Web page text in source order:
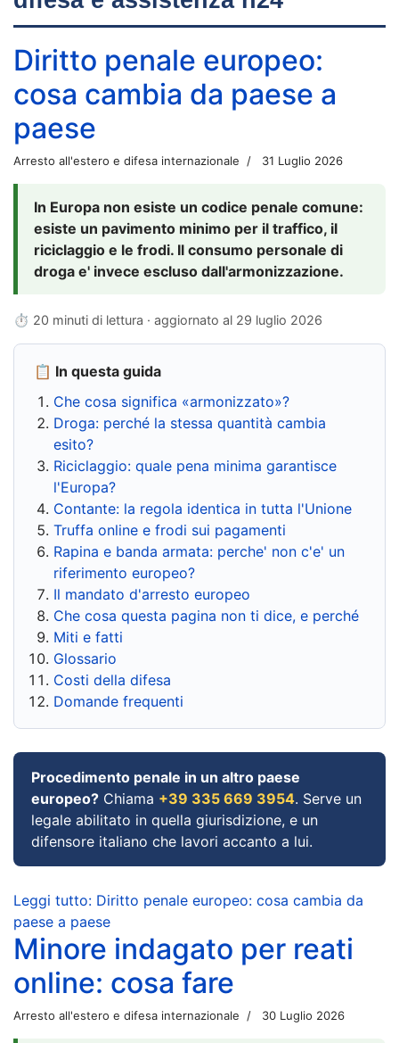
Diritto penale europeo:
cosa cambia da paese a
paese
Arresto all'estero e difesa internazionale 31 Luglio 2026
In Europa non esiste un codice penale comune:
esiste un pavimento minimo per il traffico, il
riciclaggio e le frodi. Il consumo personale di
droga e' invece escluso dall'armonizzazione.
⏱ 20 minuti di lettura · aggiornato al 29 luglio 2026
📋 In questa guida
Che cosa significa «armonizzato»?
Droga: perché la stessa quantità cambia
esito?
Riciclaggio: quale pena minima garantisce
l'Europa?
Contante: la regola identica in tutta l'Unione
Truffa online e frodi sui pagamenti
Rapina e banda armata: perche' non c'e' un
riferimento europeo?
Il mandato d'arresto europeo
Che cosa questa pagina non ti dice, e perché
Miti e fatti
Glossario
Costi della difesa
Domande frequenti
Procedimento penale in un altro paese
europeo? Chiama +39 335 669 3954. Serve un
legale abilitato in quella giurisdizione, e un
difensore italiano che lavori accanto a lui.
Leggi tutto: Diritto penale europeo: cosa cambia da
paese a paese
Minore indagato per reati
online: cosa fare
Arresto all'estero e difesa internazionale 30 Luglio 2026